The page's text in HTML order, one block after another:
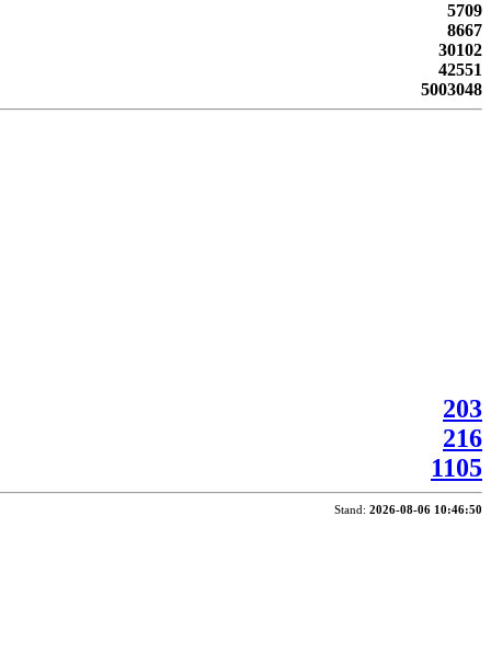
5709
8667
30102
42551
5003048
203
216
1105
Stand: 2026-08-06 10:46:50